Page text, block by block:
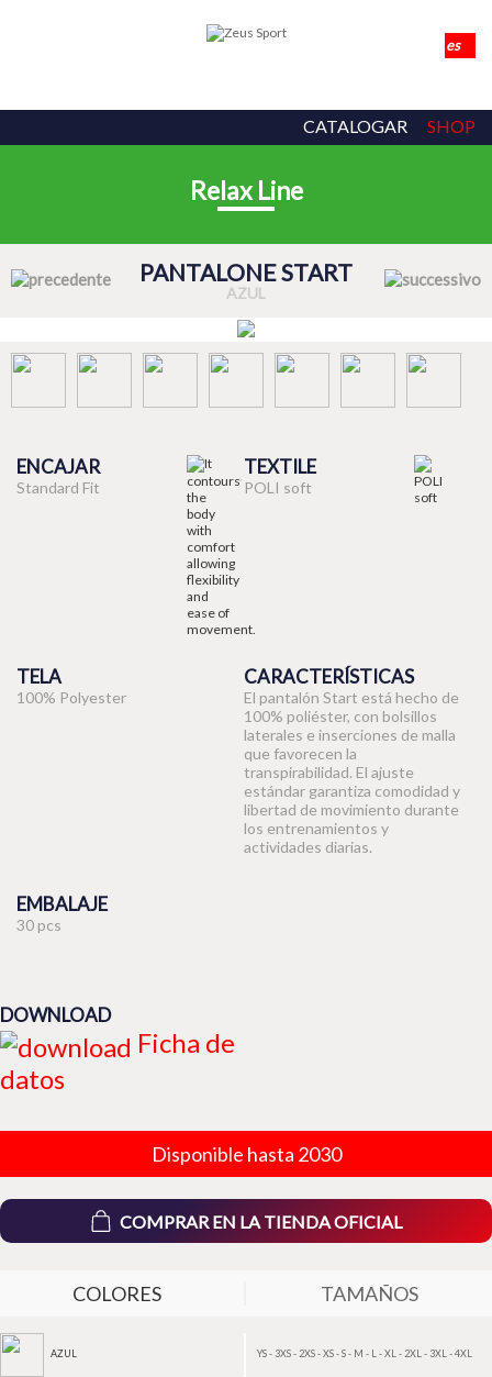
CATALOGAR SHOP
Relax Line
PANTALONE START
AZUL
ENCAJAR
Standard Fit
TEXTILE
POLI soft
TELA
100% Polyester
CARACTERÍSTICAS
El pantalón Start está hecho de
100% poliéster, con bolsillos
laterales e inserciones de malla
que favorecen la
transpirabilidad. El ajuste
estándar garantiza comodidad y
libertad de movimiento durante
los entrenamientos y
actividades diarias.
EMBALAJE
30 pcs
DOWNLOAD
Ficha de
datos
Disponible hasta 2030
COMPRAR EN LA TIENDA OFICIAL
COLORES TAMAÑOS
AZUL YS - 3XS - 2XS - XS - S - M - L - XL - 2XL - 3XL - 4XL